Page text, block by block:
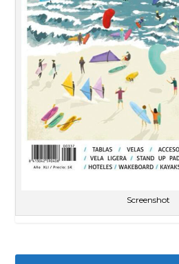
Screenshot